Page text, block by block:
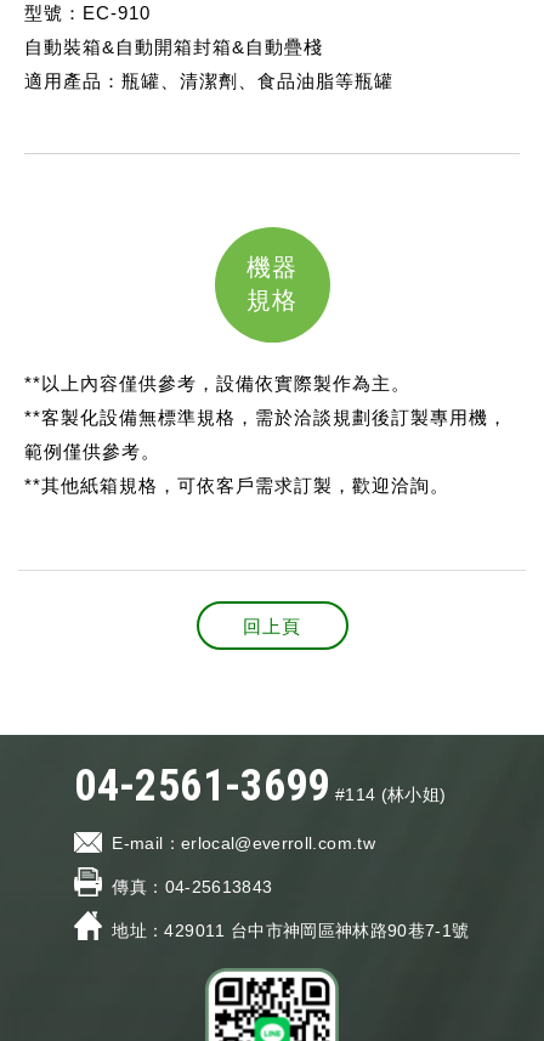
型號：EC-910
自動裝箱&自動開箱封箱&自動疊棧
適用產品：瓶罐、清潔劑、食品油脂等瓶罐
機器
規格
**以上內容僅供參考，設備依實際製作為主。
**客製化設備無標準規格，需於洽談規劃後訂製專用機，
範例僅供參考。
**其他紙箱規格，可依客戶需求訂製，歡迎洽詢。
回上頁
04-2561-3699 #114 (林小姐)
E-mail： erlocal@everroll.com.tw
傳真： 04-25613843
地址：429011 台中市神岡區神林路90巷7-1號